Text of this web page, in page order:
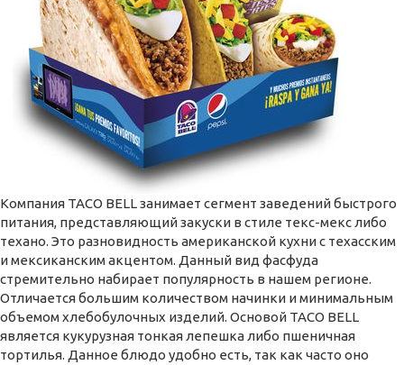
Компания TACO BELL занимает сегмент заведений быстрого
питания, представляющий закуски в стиле текс-мекс либо
техано. Это разновидность американской кухни с техасским
и мексиканским акцентом. Данный вид фасфуда
стремительно набирает популярность в нашем регионе.
Отличается большим количеством начинки и минимальным
объемом хлебобулочных изделий. Основой TACO BELL
является кукурузная тонкая лепешка либо пшеничная
тортилья. Данное блюдо удобно есть, так как часто оно